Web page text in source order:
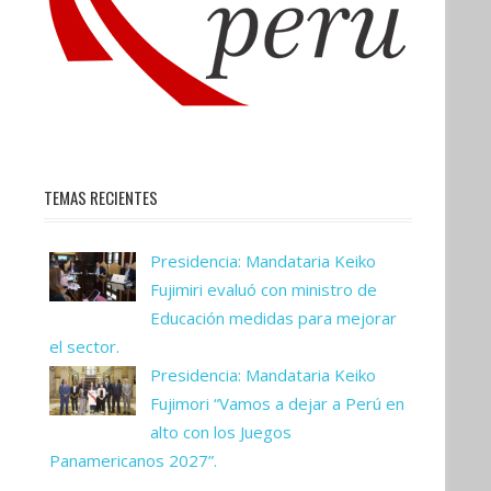
TEMAS RECIENTES
Presidencia: Mandataria Keiko
Fujimiri evaluó con ministro de
Educación medidas para mejorar
el sector.
Presidencia: Mandataria Keiko
Fujimori “Vamos a dejar a Perú en
alto con los Juegos
Panamericanos 2027”.